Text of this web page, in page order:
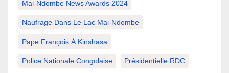
Mai-Ndombe News Awards 2024
Naufrage Dans Le Lac Mai-Ndombe
Pape François À Kinshasa
Police Nationale Congolaise Présidentielle RDC